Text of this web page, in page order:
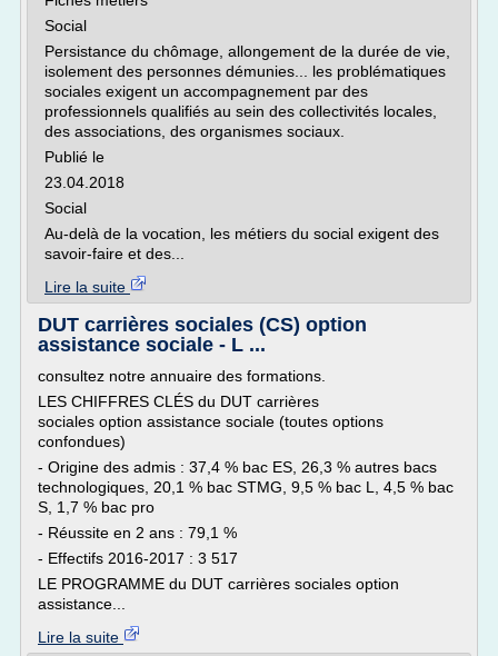
Social
Persistance du chômage, allongement de la durée de vie,
isolement des personnes démunies... les problématiques
sociales exigent un accompagnement par des
professionnels qualifiés au sein des collectivités locales,
des associations, des organismes sociaux.
Publié le
23.04.2018
Social
Au-delà de la vocation, les métiers du social exigent des
savoir-faire et des...
Lire la suite
DUT carrières sociales (CS) option
assistance sociale - L ...
consultez notre annuaire des formations.
LES CHIFFRES CLÉS du DUT carrières
sociales option assistance sociale (toutes options
confondues)
- Origine des admis : 37,4 % bac ES, 26,3 % autres bacs
technologiques, 20,1 % bac STMG, 9,5 % bac L, 4,5 % bac
S, 1,7 % bac pro
- Réussite en 2 ans : 79,1 %
- Effectifs 2016-2017 : 3 517
LE PROGRAMME du DUT carrières sociales option
assistance...
Lire la suite